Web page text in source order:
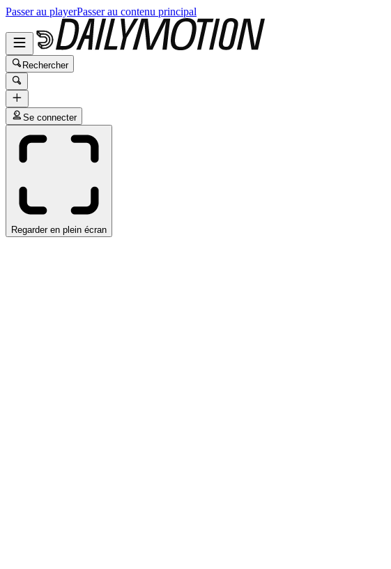
Passer au playerPasser au contenu principal
Rechercher
Se connecter
Regarder en plein écran